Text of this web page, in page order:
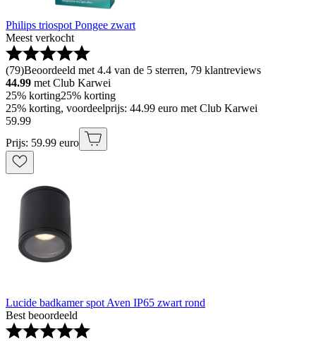
Philips triospot Pongee zwart
Meest verkocht
(79)Beoordeeld met 4.4 van de 5 sterren, 79 klantreviews
44.99 met Club Karwei
25% korting25% korting
25% korting, voordeelprijs: 44.99 euro met Club Karwei
59.99
Prijs: 59.99 euro
Lucide badkamer spot Aven IP65 zwart rond
Best beoordeeld